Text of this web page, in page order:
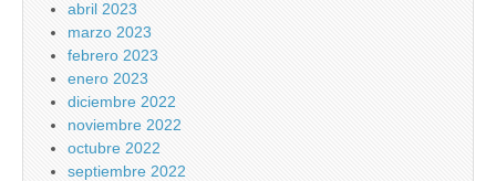
abril 2023
marzo 2023
febrero 2023
enero 2023
diciembre 2022
noviembre 2022
octubre 2022
septiembre 2022